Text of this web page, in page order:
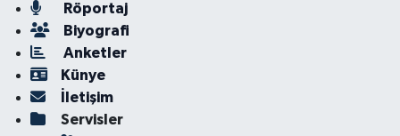
Röportaj
Biyografi
Anketler
Künye
İletişim
Servisler